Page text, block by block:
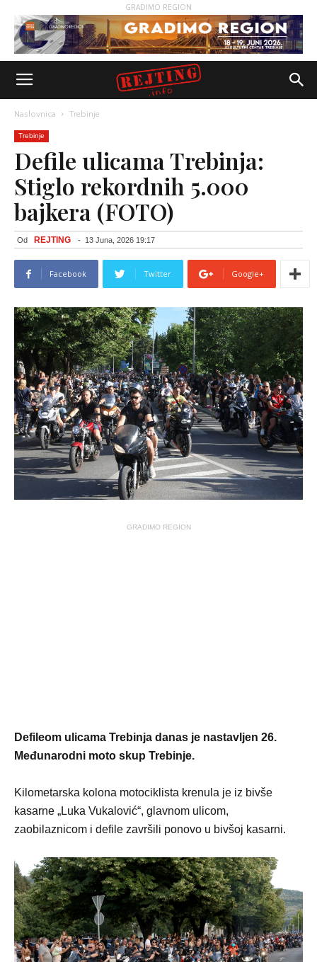
GRADIMO REGION
Naslovnica Trebinje
Trebinje
Defile ulicama Trebinja:
Stiglo rekordnih 5.000
bajkera (FOTO)
Od REJTING - 13 Juna, 2026 19:17
Facebook Twitter Google+
GRADIMO REGION
Defileom ulicama Trebinja danas je nastavljen 26.
Međunarodni moto skup Trebinje.
Kilometarska kolona motociklista krenula je iz bivše
kasarne „Luka Vukalović“, glavnom ulicom,
zaobilaznicom i defile završili ponovo u bivšoj kasarni.